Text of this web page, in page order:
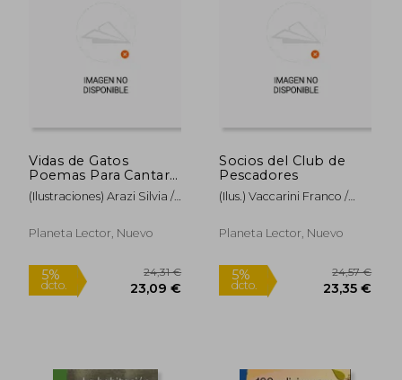
Vidas de Gatos
Poemas Para Cantar
con un Niño o un
Gato
(Ilustraciones) Arazi Silvia /
Planeta Lector, Nuevo
Socios del Club de
Pescadores
(Ilus.) Vaccarini Franco /
Planeta Lector, Nuevo